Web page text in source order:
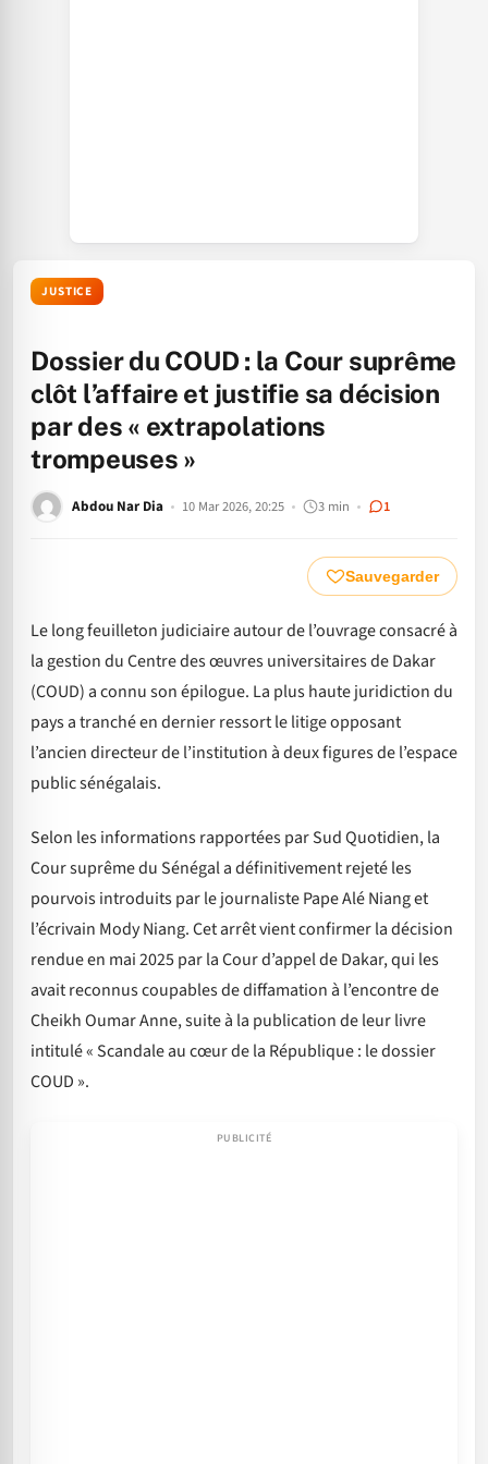
JUSTICE
Dossier du COUD : la Cour suprême
clôt l’affaire et justifie sa décision
par des « extrapolations
trompeuses »
Abdou Nar Dia 10 Mar 2026, 20:25 3 min 1
Sauvegarder
Le long feuilleton judiciaire autour de l’ouvrage consacré à
la gestion du Centre des œuvres universitaires de Dakar
(COUD) a connu son épilogue. La plus haute juridiction du
pays a tranché en dernier ressort le litige opposant
l’ancien directeur de l’institution à deux figures de l’espace
public sénégalais.
Selon les informations rapportées par Sud Quotidien, la
Cour suprême du Sénégal a définitivement rejeté les
pourvois introduits par le journaliste Pape Alé Niang et
l’écrivain Mody Niang. Cet arrêt vient confirmer la décision
rendue en mai 2025 par la Cour d’appel de Dakar, qui les
avait reconnus coupables de diffamation à l’encontre de
Cheikh Oumar Anne, suite à la publication de leur livre
intitulé « Scandale au cœur de la République : le dossier
COUD ».